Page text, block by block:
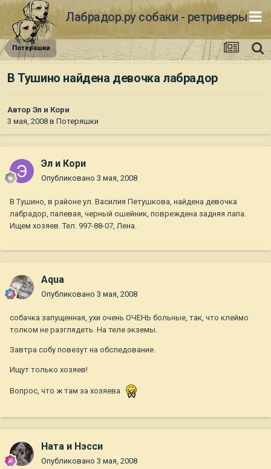
Лабрадор.ру собаки - ретриверы
Потеряшки
В Тушино найдена девочка лабрадор
Автор Эл и Кори
3 мая, 2008 в Потеряшки
Эл и Кори
Опубликовано 3 мая, 2008
В Тушино, в районе ул. Василия Петушкова, найдена девочка
лабрадор, палевая, черный ошейник, повреждена задняя лапа.
Ищем хозяев. Тел. 997-88-07, Лена.
Aqua
Опубликовано 3 мая, 2008
собачка запущенная, ухи очень ОЧЕНЬ больные, так, что клеймо
толком не разглядеть. На теле экземы.
Завтра собу повезут на обследование.
Ищут только хозяев!
Вопрос, что ж там за хозяева
Ната и Нэсси
Опубликовано 3 мая, 2008